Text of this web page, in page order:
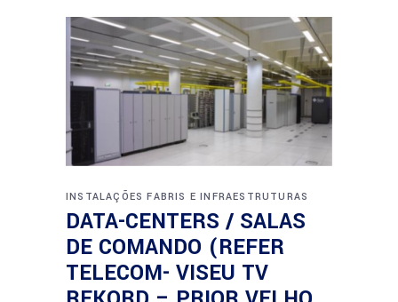
INSTALAÇÕES FABRIS E INFRAESTRUTURAS
DATA-CENTERS / SALAS
DE COMANDO (REFER
TELECOM- VISEU TV